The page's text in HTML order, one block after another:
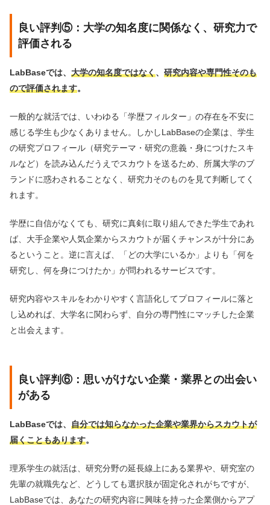
良い評判⑤：大学の知名度に関係なく、研究力で
評価される
LabBaseでは、 大学の知名度ではなく、 研究内容や専門性そのも
ので評価されます。
一般的な就活では、いわゆる「学歴フィルター」の存在を不安に
感じる学生も少なくありません。しかしLabBaseの企業は、学生
の研究プロフィール（研究テーマ・研究の意義・身につけたスキ
ルなど）を読み込んだうえでスカウトを送るため、所属大学のブ
ランドに惑わされることなく、研究力そのものを見て判断してく
れます。
学歴に自信がなくても、研究に真剣に取り組んできた学生であれ
ば、大手企業や人気企業からスカウトが届くチャンスが十分にあ
るということ。逆に言えば、「どの大学にいるか」よりも「何を
研究し、何を身につけたか」が問われるサービスです。
研究内容やスキルをわかりやすく言語化してプロフィールに落と
し込めれば、大学名に関わらず、自分の専門性にマッチした企業
と出会えます。
良い評判⑥：思いがけない企業・業界との出会い
がある
LabBaseでは、 自分では知らなかった企業や業界からスカウトが
届くこともあります。
理系学生の就活は、研究分野の延長線上にある業界や、研究室の
先輩の就職先など、どうしても選択肢が固定化されがちですが、
LabBaseでは、あなたの研究内容に興味を持った企業側からアプ